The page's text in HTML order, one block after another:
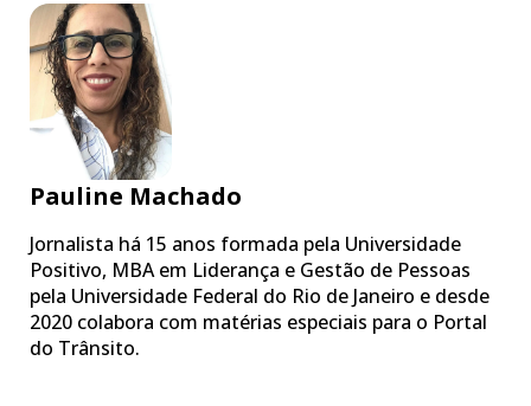
Pauline Machado
Jornalista há 15 anos formada pela Universidade
Positivo, MBA em Liderança e Gestão de Pessoas
pela Universidade Federal do Rio de Janeiro e desde
2020 colabora com matérias especiais para o Portal
do Trânsito.